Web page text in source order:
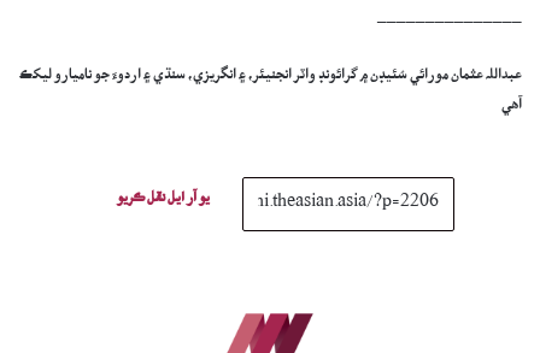
_______________
عبداللہ عثمان مورائي سُئيڊن ۾ گرائونڊ واٽر انجنيئر، ۽ انگريزي، سنڌي ۽ اردوءَ جو ناميارو ليکڪ
آھي
يو آر ايل نقل ڪريو